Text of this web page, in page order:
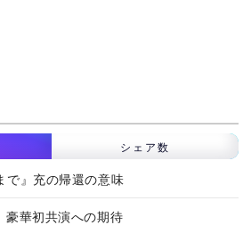
シェア数
で』充の帰還の意味
豪華初共演への期待